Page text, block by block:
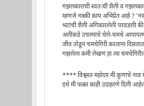
गझलकाराची स्वतःची शैली व
म्हणजे नक्की काय अभिप्रेत आहे ?
भटांची शैली अंगिकारलेली परवडली
अलीकडे उचल्यांचे चेले-चमचे
जीव तोडून चमचेगिरी करताना
गझलेला कमी लेखणं हा त्या
**** विश्वस्त महोदय मी कुणाचे नाव
इथे मी फक्त काही उदाहरणे दिली